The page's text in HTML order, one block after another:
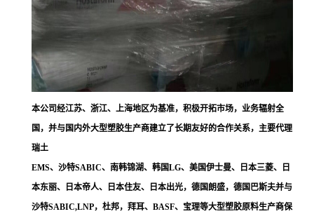
本公司经江苏、浙江、上海地区为基准，积极开拓市场，业务辐射全
国，并与国内外大型塑胶生产商建立了长期友好的合作关系，主要代理
瑞土
EMS、沙特SABIC、南韩锦湖、韩国LG、美国伊士曼、日本三菱、日
本东丽、日本帝人、日本住友、日本出光，德国朗盛，德国巴斯夫并与
沙特SABIC,LNP，杜邦，拜耳、BASF、宝理等大型塑胶原料生产商保